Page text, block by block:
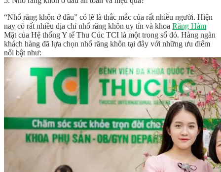
“Nhổ răng khôn ở đâu” có lẽ là thắc mắc của rất nhiều người. Hiện
nay có rất nhiều địa chỉ nhổ răng khôn uy tín và khoa Răng Hàm
Mặt của Hệ thống Y tế Thu Cúc TCI là một trong số đó. Hàng ngàn
khách hàng đã lựa chọn nhổ răng khôn tại đây với những ưu điểm
nổi bật như: